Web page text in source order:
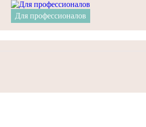
Для профессионалов